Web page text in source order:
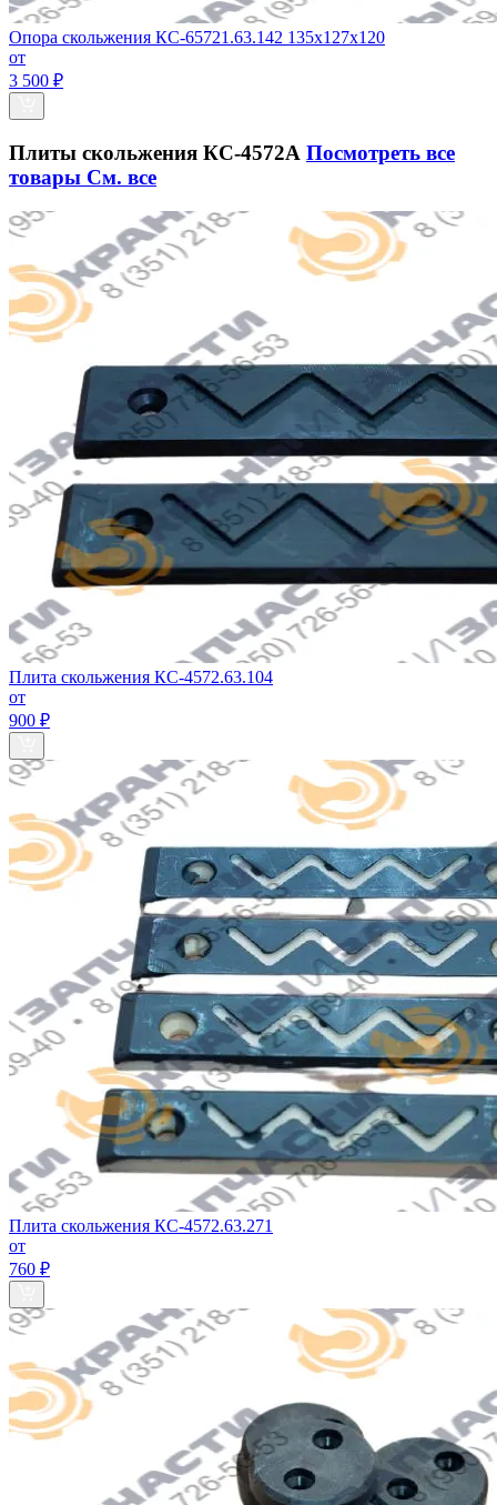
Опора скольжения КС-65721.63.142 135х127х120
от
3 500 ₽
Плиты скольжения КС-4572А Посмотреть все
товары См. все
Плита скольжения КС-4572.63.104
от
900 ₽
Плита скольжения КС-4572.63.271
от
760 ₽